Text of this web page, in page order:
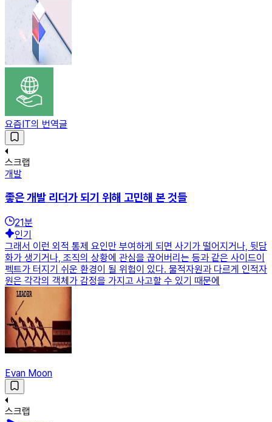
요즘IT의 번역글
스크랩
개발
좋은 개발 리더가 되기 위해 고민해 본 것들
21분
인기
그래서 이런 외적 통제 요인만 부여하게 되면 사기가 떨어지거나, 뒷담
화가 생기거나, 조직의 상황에 관심을 끊어버리는 등과 같은 사이드이
펙트가 터지기 쉬운 환경이 될 위험이 있다. 물적자원과 다르게 인적자
원은 각각의 객체가 감정을 가지고 사고할 수 있기 때문에
Evan Moon
스크랩